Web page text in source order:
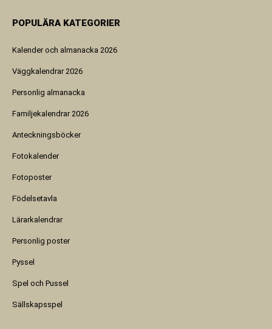
POPULÄRA KATEGORIER
Kalender och almanacka 2026
Väggkalendrar 2026
Personlig almanacka
Familjekalendrar 2026
Anteckningsböcker
Fotokalender
Fotoposter
Födelsetavla
Lärarkalendrar
Personlig poster
Pyssel
Spel och Pussel
Sällskapsspel